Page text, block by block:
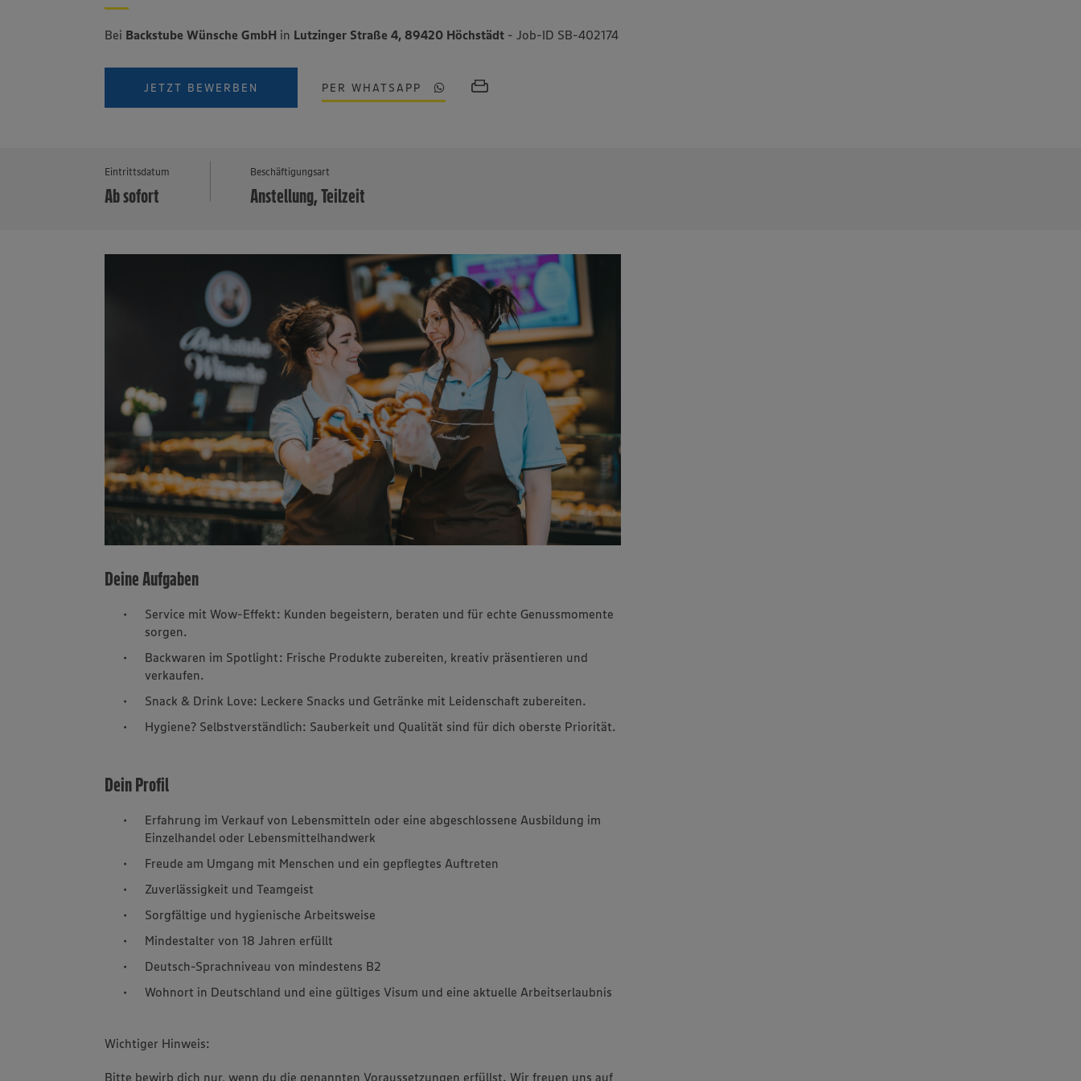
Bei Backstube Wünsche GmbH in Lutzinger Straße 4, 89420 Höchstädt - Job-ID SB-402174
JETZT BEWERBEN PER WHATSAPP
Eintrittsdatum
Ab sofort
Beschäftigungsart
Anstellung, Teilzeit
Deine Aufgaben
Service mit Wow-Effekt: Kunden begeistern, beraten und für echte Genussmomente
sorgen.
Backwaren im Spotlight: Frische Produkte zubereiten, kreativ präsentieren und
verkaufen.
Snack & Drink Love: Leckere Snacks und Getränke mit Leidenschaft zubereiten.
Hygiene? Selbstverständlich: Sauberkeit und Qualität sind für dich oberste Priorität.
Dein Profil
Erfahrung im Verkauf von Lebensmitteln oder eine abgeschlossene Ausbildung im
Einzelhandel oder Lebensmittelhandwerk
Freude am Umgang mit Menschen und ein gepflegtes Auftreten
Zuverlässigkeit und Teamgeist
Sorgfältige und hygienische Arbeitsweise
Mindestalter von 18 Jahren erfüllt
Deutsch-Sprachniveau von mindestens B2
Wohnort in Deutschland und eine gültiges Visum und eine aktuelle Arbeitserlaubnis
Wichtiger Hinweis:
Bitte bewirb dich nur, wenn du die genannten Voraussetzungen erfüllst. Wir freuen uns auf